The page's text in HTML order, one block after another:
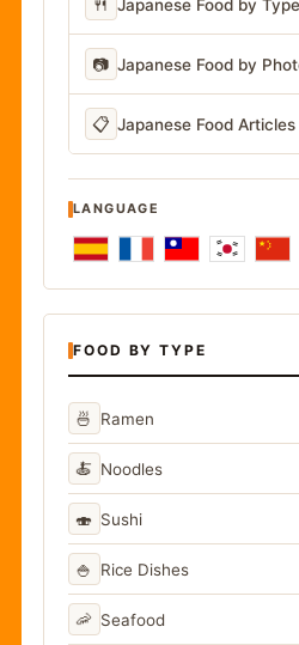
Japanese Food by Type
📷 Japanese Food by
📋 Japanese Food Articles
LANGUAGE
FOOD BY TYPE
🍜 Ramen
🍝 Noodles
🍣 Sushi
🍚 Rice Dishes
🦐 Seafood